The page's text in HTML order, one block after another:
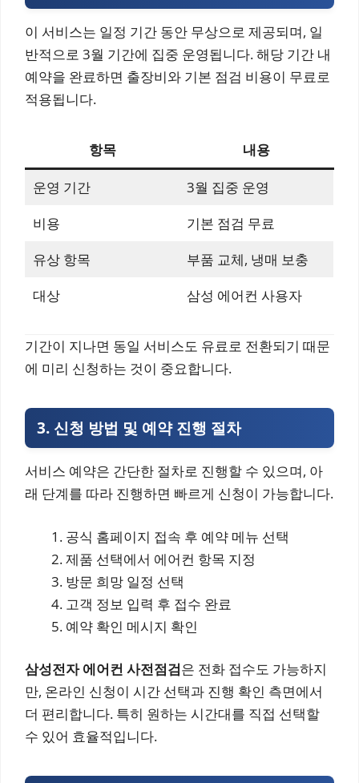
이 서비스는 일정 기간 동안 무상으로 제공되며, 일
반적으로 3월 기간에 집중 운영됩니다. 해당 기간 내
예약을 완료하면 출장비와 기본 점검 비용이 무료로
적용됩니다.
항목 내용
운영 기간
3월 집중 운영
비용
기본 점검 무료
유상 항목
부품 교체, 냉매 보충
대상
삼성 에어컨 사용자
기간이 지나면 동일 서비스도 유료로 전환되기 때문
에 미리 신청하는 것이 중요합니다.
3. 신청 방법 및 예약 진행 절차
서비스 예약은 간단한 절차로 진행할 수 있으며, 아
래 단계를 따라 진행하면 빠르게 신청이 가능합니다.
공식 홈페이지 접속 후 예약 메뉴 선택
제품 선택에서 에어컨 항목 지정
방문 희망 일정 선택
고객 정보 입력 후 접수 완료
예약 확인 메시지 확인
삼성전자 에어컨 사전점검은 전화 접수도 가능하지
만, 온라인 신청이 시간 선택과 진행 확인 측면에서
더 편리합니다. 특히 원하는 시간대를 직접 선택할
수 있어 효율적입니다.